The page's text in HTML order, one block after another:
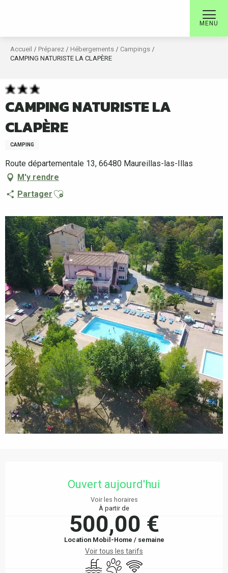
MENU
Accueil Préparez Hébergements
Campings
CAMPING NATURISTE LA CLAPÈRE
CAMPING NATURISTE LA
CLAPÈRE
CAMPING
Route départementale 13, 66480 Maureillas-las-Illas
M'y rendre
Partager Ajouter aux favoris
Ouvert aujourd'hui
Voir les horaires
À partir de
500,00 €
Location Mobil-Home / semaine
Voir tous les tarifs
PiscineAnimaux acceptés
WiFi